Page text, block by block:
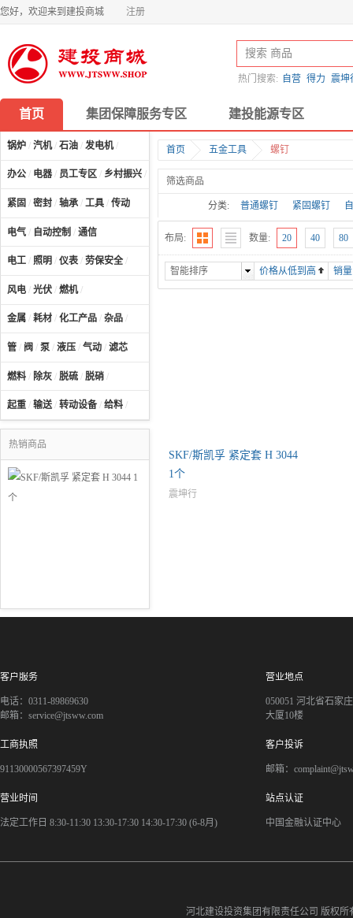
您好，欢迎来到建投商城 注册
热门搜索: 自营 得力 震坤
首页 集团保障服务专区 建投能源专区
锅炉 / 汽机/ 石油 / 发电机/
办公 / 电器 / 员工专区 / 乡村振兴 / 计算机及配件
紧固 / 密封 / 轴承 / 工具 / 传动
电气 / 自动控制 / 通信
电工 / 照明 / 仪表 / 劳保安全 /
风电 / 光伏 / 燃机/
金属 / 耗材 / 化工产品 / 杂品 /
管 / 阀 / 泵 / 液压 / 气动 / 滤芯
燃料 / 除灰 / 脱硫 / 脱硝 /
起重 / 输送/ 转动设备 / 给料 /
热销商品
首页 五金工具 螺钉
筛选商品
分类: 普通螺钉 紧固螺钉
布局: 数量: 20 40 80
智能排序 价格从低到高 销量
SKF/斯凯孚 紧定套 H 3044
1个
震坤行
客户服务
电话：0311-89869630
邮箱：service@jtsww.com
营业地点
050051 河北省石家
大厦10楼
工商执照
91130000567397459Y
客户投诉
邮箱：
营业时间
法定工作日 8:30-11:30 13:30-17:30 14:30-17:30 (6-8月)
站点认证
中国金融认证中心
河北建设投资集团有限责任公司 版权所